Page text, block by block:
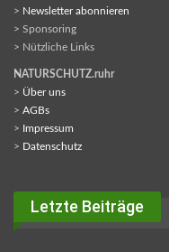
> Newsletter abonnieren
> Sponsoring
> Nützliche Links
NATURSCHUTZ.ruhr
> Über uns
> AGBs
> Impressum
> Datenschutz
Letzte Beiträge